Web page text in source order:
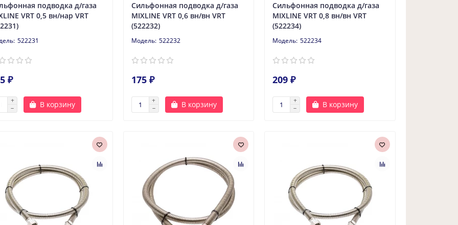
подводка д/газа
VRT 0,5 вн/нар VRT
522231
₽
В корзину
Сильфонная подводка д/газа
MIXLINE VRT 0,6 вн/вн VRT
(522232)
522232
175 ₽
В корзину
Сильфонная подводка д/газа
MIXLINE VRT 0,8 вн/вн VRT
(522234)
522234
209 ₽
В корзину